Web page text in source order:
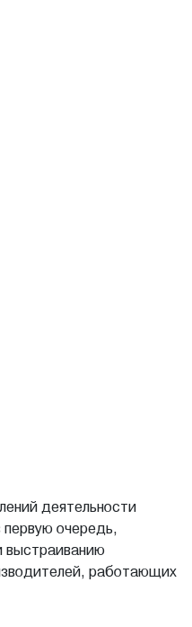
деятельности
очередь,
выстраиванию
работающих